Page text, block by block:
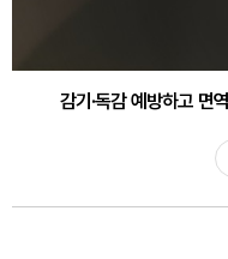
감기·독감 예방하고 면